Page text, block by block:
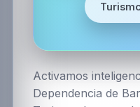
Activamos
Dependencia de